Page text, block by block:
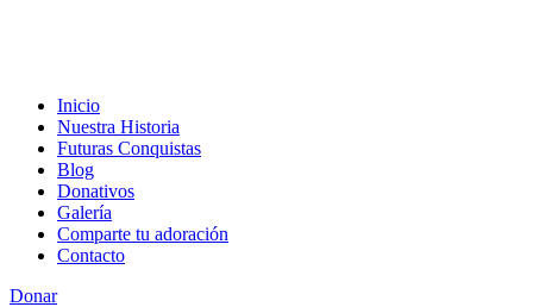
Inicio
Nuestra Historia
Futuras Conquistas
Blog
Donativos
Galería
Comparte tu adoración
Contacto
Donar